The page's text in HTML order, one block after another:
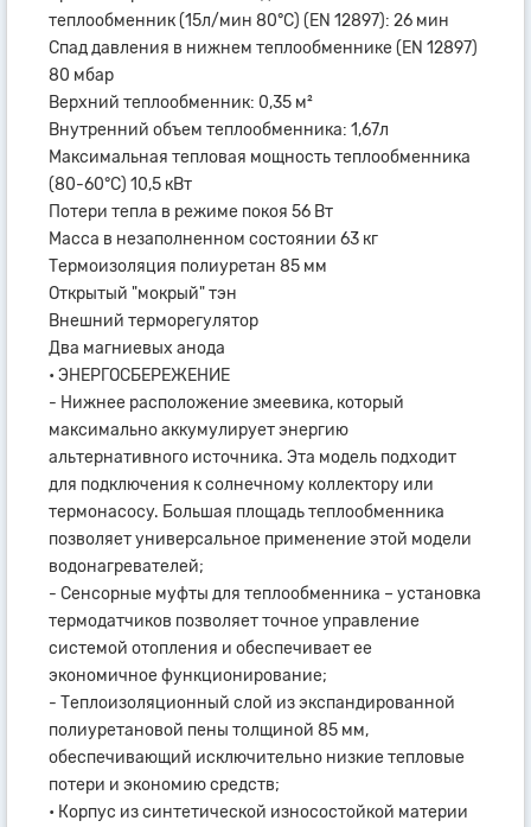
теплообменник (15л/мин 80°С) (EN 12897): 26 мин
Спад давления в нижнем теплообменнике (EN 12897)
80 мбар
Верхний теплообменник: 0,35 м²
Внутренний объем теплообменника: 1,67л
Максимальная тепловая мощность теплообменника
(80-60°С) 10,5 кВт
Потери тепла в режиме покоя 56 Вт
Масса в незаполненном состоянии 63 кг
Термоизоляция полиуретан 85 мм
Открытый "мокрый" тэн
Внешний терморегулятор
Два магниевых анода
• ЭНЕРГОСБЕРЕЖЕНИЕ
- Нижнее расположение змеевика, который
максимально аккумулирует энергию
альтернативного источника. Эта модель подходит
для подключения к солнечному коллектору или
термонасосу. Большая площадь теплообменника
позволяет универсальное применение этой модели
водонагревателей;
- Сенсорные муфты для теплообменника – установка
термодатчиков позволяет точное управление
системой отопления и обеспечивает ее
экономичное функционирование;
- Теплоизоляционный слой из экспандированной
полиуретановой пены толщиной 85 мм,
обеспечивающий исключительно низкие тепловые
потери и экономию средств;
• Корпус из синтетической износостойкой материи